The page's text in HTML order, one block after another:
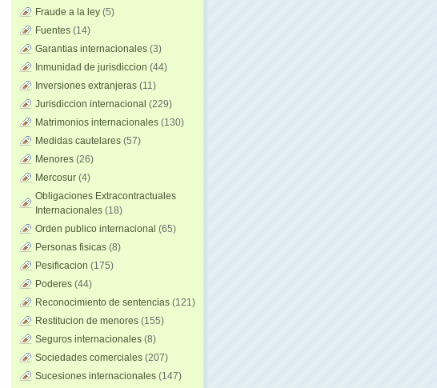
Fraude a la ley (5)
Fuentes (14)
Garantias internacionales (3)
Inmunidad de jurisdiccion (44)
Inversiones extranjeras (11)
Jurisdiccion internacional (229)
Matrimonios internacionales (130)
Medidas cautelares (57)
Menores (26)
Mercosur (4)
Obligaciones Extracontractuales
Internacionales (18)
Orden publico internacional (65)
Personas fisicas (8)
Pesificacion (175)
Poderes (44)
Reconocimiento de sentencias (121)
Restitucion de menores (155)
Seguros internacionales (8)
Sociedades comerciales (207)
Sucesiones internacionales (147)